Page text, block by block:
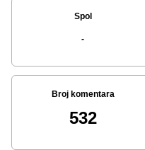
Spol
-
Broj komentara
532